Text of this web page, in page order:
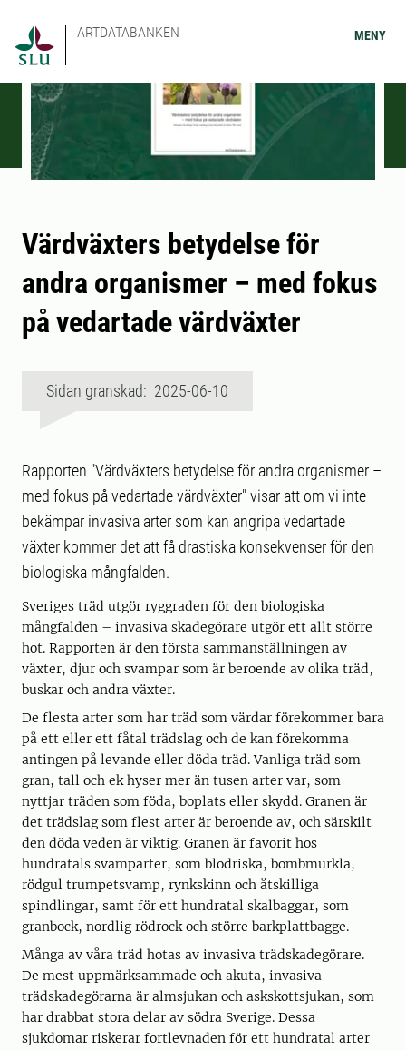
ARTDATABANKEN MENY
Värdväxters betydelse för
andra organismer – med fokus
på vedartade värdväxter
Sidan granskad: 2025-06-10
Rapporten "Värdväxters betydelse för andra organismer –
med fokus på vedartade värdväxter" visar att om vi inte
bekämpar invasiva arter som kan angripa vedartade
växter kommer det att få drastiska konsekvenser för den
biologiska mångfalden.
Sveriges träd utgör ryggraden för den biologiska
mångfalden – invasiva skadegörare utgör ett allt större
hot. Rapporten är den första sammanställningen av
växter, djur och svampar som är beroende av olika träd,
buskar och andra växter.
De flesta arter som har träd som värdar förekommer bara
på ett eller ett fåtal trädslag och de kan förekomma
antingen på levande eller döda träd. Vanliga träd som
gran, tall och ek hyser mer än tusen arter var, som
nyttjar träden som föda, boplats eller skydd. Granen är
det trädslag som flest arter är beroende av, och särskilt
den döda veden är viktig. Granen är favorit hos
hundratals svamparter, som blodriska, bombmurkla,
rödgul trumpetsvamp, rynkskinn och åtskilliga
spindlingar, samt för ett hundratal skalbaggar, som
granbock, nordlig rödrock och större barkplattbagge.
Många av våra träd hotas av invasiva trädskadegörare.
De mest uppmärksammade och akuta, invasiva
trädskadegörarna är almsjukan och askskottsjukan, som
har drabbat stora delar av södra Sverige. Dessa
sjukdomar riskerar fortlevnaden för ett hundratal arter